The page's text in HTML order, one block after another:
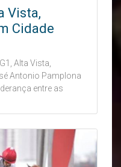
Vista,
Cidade
Alta Vista,
Antonio Pamplona
entre as